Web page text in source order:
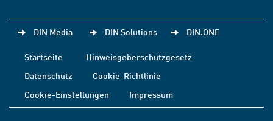
DIN Media DIN Solutions DIN.ONE
Startseite
Hinweisgeberschutzgesetz
Datenschutz
Cookie-Richtlinie
Cookie-Einstellungen
Impressum